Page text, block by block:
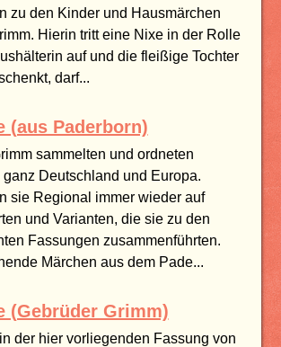
zu den Kinder und Hausmärchen
Hierin tritt eine Nixe in der Rolle
auf und die fleißige Tochter
darf...
(aus Paderborn)
sammelten und ordneten
ganz Deutschland und Europa.
sie Regional immer wieder auf
und Varianten, die sie zu den
Fassungen zusammenführten.
Märchen aus dem Pade...
(Gebrüder Grimm)
der hier vorliegenden Fassung von